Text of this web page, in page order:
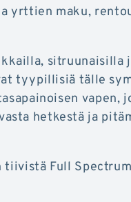
yrttien maku,
sitruunaisilla
tyypillisiä tälle
vapen,
hetkestä ja
tiivistä Full